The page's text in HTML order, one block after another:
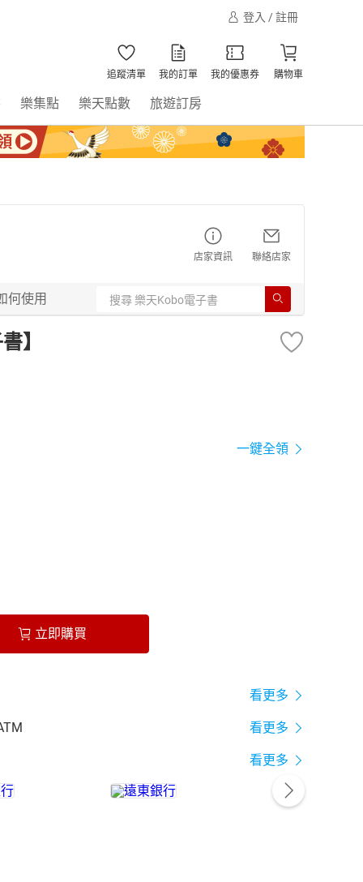
登入 / 註冊
追蹤清單 我的訂單 我的優惠券 購物車
樂集點 樂天點數 旅遊訂房
店家資訊 聯絡店家
何使用
】
一鍵全領
立即購買
看更多
看更多
看更多